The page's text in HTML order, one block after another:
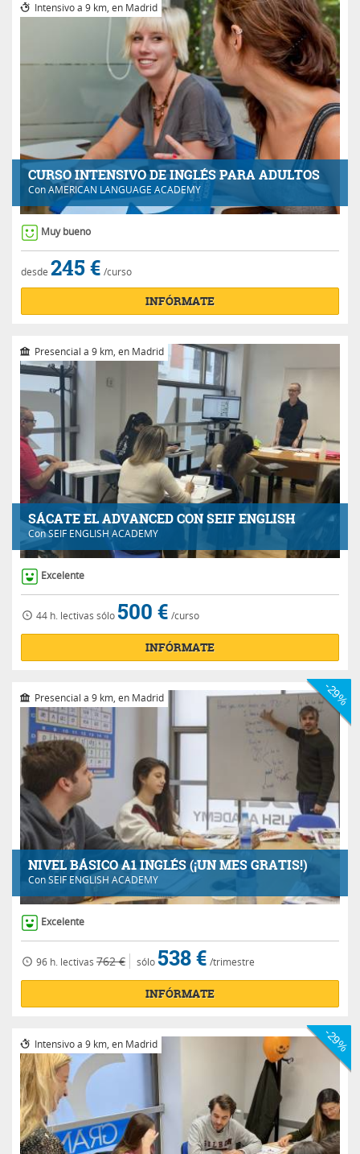
CURSO INTENSIVO DE INGLÉS PARA ADULTOS
ConAMERICAN LANGUAGE ACADEMY
Intensivo a 9 km, en Madrid
Muy bueno
desde 245 € /curso
INFÓRMATE
SÁCATE EL ADVANCED CON SEIF ENGLISH
ConSEIF ENGLISH ACADEMY
Presencial a 9 km, en Madrid
Excelente
44 h. lectivas sólo 500 € /curso
INFÓRMATE
NIVEL BÁSICO A1 INGLÉS (¡UN MES GRATIS!)
ConSEIF ENGLISH ACADEMY
Presencial a 9 km, en Madrid -29%
Excelente
96 h. lectivas 762 € sólo 538 € /trimestre
INFÓRMATE
Intensivo a 9 km, en Madrid -29%